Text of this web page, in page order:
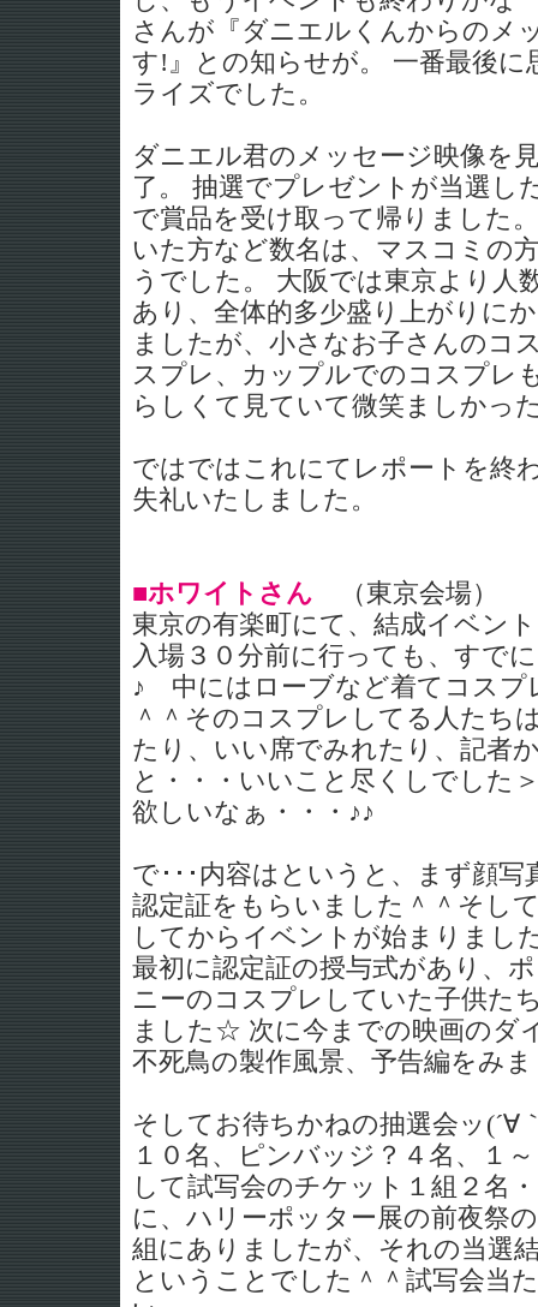
さんが『ダニエルくんからのメ
す!』との知らせが。 一番最後
ライズでした。
ダニエル君のメッセージ映像を
了。 抽選でプレゼントが当選し
で賞品を受け取って帰りました
いた方など数名は、マスコミの
うでした。 大阪では東京より人
あり、全体的多少盛り上がりに
ましたが、小さなお子さんのコ
スプレ、カップルでのコスプレ
らしくて見ていて微笑ましかっ
ではではこれにてレポートを終
失礼いたしました。
■ホワイトさん （東京会場）
東京の有楽町にて、結成イベン
入場３０分前に行っても、すで
♪ 中にはローブなど着てコスプ
＾＾そのコスプレしてる人たち
たり、いい席でみれたり、記者
と・・・いいこと尽くしでした
欲しいなぁ・・・♪♪
で･･･内容はというと、まず顔
認定証をもらいました＾＾そし
してからイベントが始まりまし
最初に認定証の授与式があり、
ニーのコスプレしていた子供た
ました☆ 次に今までの映画のダ
不死鳥の製作風景、予告編をみ
そしてお待ちかねの抽選会ッ(´∀
１０名、ピンバッジ？４名、１
して試写会のチケット１組２
に、ハリーポッター展の前夜祭
組にありましたが、それの当選
ということでした＾＾試写会当